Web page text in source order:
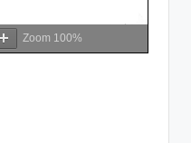
Zoom 100%